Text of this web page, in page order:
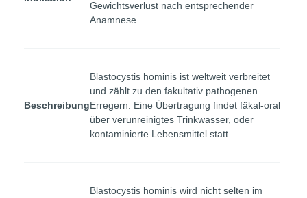
Gewichtsverlust nach entsprechender
Anamnese.
Beschreibung
Blastocystis hominis ist weltweit verbreitet
und zählt zu den fakultativ pathogenen
Erregern. Eine Übertragung findet fäkal-oral
über verunreinigtes Trinkwasser, oder
kontaminierte Lebensmittel statt.
Blastocystis hominis wird nicht selten im